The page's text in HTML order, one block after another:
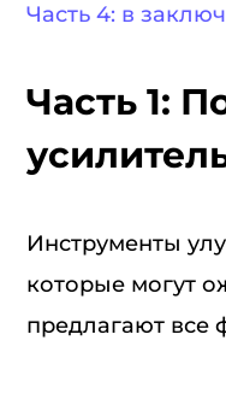
Часть 4: в
Часть 1:
Инструменты
которые могут
предлагают все